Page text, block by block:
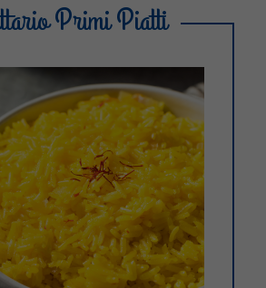
Primi Piatti